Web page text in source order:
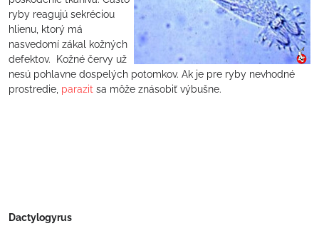
ryby reagujú sekréciou
hlienu, ktorý má
nasvedomí zákal kožných
defektov. Kožné červy už
nesú pohlavne dospelých potomkov. Ak je pre ryby nevhodné
prostredie, parazit sa môže znásobiť výbušne.
Dactylogyrus